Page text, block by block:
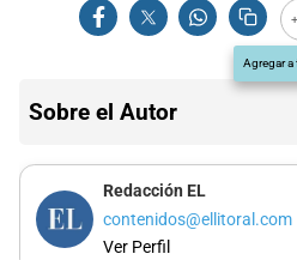
Agregar a
Sobre el Autor
Redacción EL
contenidos@ellitoral.com
Ver Perfil